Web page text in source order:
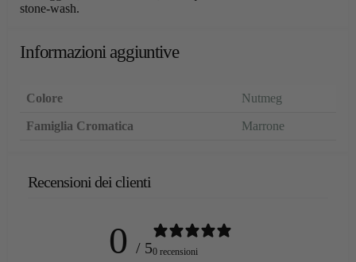
stone-wash.
Informazioni aggiuntive
Colore Nutmeg
Famiglia Cromatica Marrone
Recensioni dei clienti
0 / 50 recensioni